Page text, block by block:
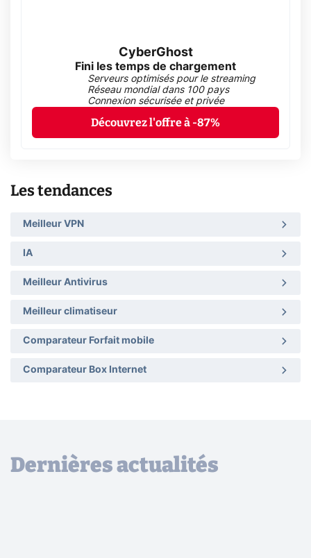
CyberGhost
Fini les temps de chargement
Serveurs optimisés pour le streaming
Réseau mondial dans 100 pays
Connexion sécurisée et privée
Découvrez l'offre à -87%
Les tendances
Meilleur VPN
IA
Meilleur Antivirus
Meilleur climatiseur
Comparateur Forfait mobile
Comparateur Box Internet
Dernières actualités